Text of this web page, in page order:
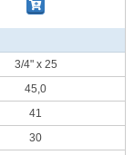
3/4" x 25
45,0
41
30